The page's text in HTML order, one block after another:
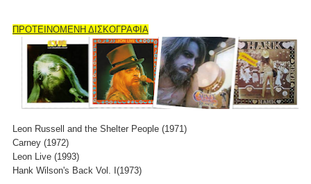
ΠΡΟΤΕΙΝΟΜΕΝΗ ΔΙΣΚΟΓΡΑΦΙΑ
Leon Russell and the Shelter People (1971)
Carney (1972)
Leon Live (1993)
Hank Wilson's Back Vol. I(1973)